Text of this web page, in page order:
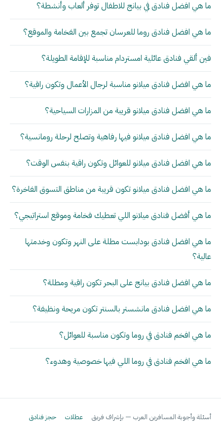
ما هي افضل فنادق في بيانج للاطفال توفر ألعاب وأنشطة؟
ما هي افضل فنادق روما للعرسان تجمع بين الفخامة والموقع؟
فين ألقي فنادق عائلية امستردام مناسبة للإقامة الطويلة؟
ما هي افضل فنادق ميلانو مناسبة لرجال الأعمال وتكون راقية؟
ما هي افضل فنادق ميلانو قريبة من المزارات السياحية؟
ما هي افضل فنادق ميلانو فيها رفاهية وتصلح لرحلة رومانسية؟
ما هي افضل فنادق ميلانو للعوائل وتكون راقية بنفس الوقت؟
ما هي افضل فنادق ميلانو تكون قريبة من مناطق التسوق الفاخرة؟
ما هي أفضل فنادق ميلانو اللي تعطيك فخامة وموقع استراتيجي؟
ما هي افضل فنادق بودابست مطلة على النهر وتكون وخدمتها
عالية؟
ما هي افضل فنادق بيانج على البحر تكون راقية ومطلة؟
ما هي افضل فنادق مانشستر بالسنتر تكون مريحة ونظيفة؟
ما هي افخم فنادق في روما وتكون مناسبة للعوائل؟
ما هي افخم فنادق في روما اللي فيها خصوصية وهدوء؟
أسئلة وأجوبة المسافرين العرب — بإشراف فريق عطلات حجز فنادق